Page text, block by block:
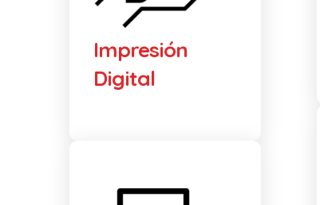
Impresión
Digital